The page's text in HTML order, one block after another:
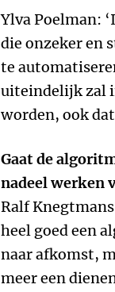
Ylva Poelman:
die onzeker en
te
uiteindelijk zal
worden, ook
Gaat de
nadeel werken
Ralf
heel goed een
naar afkomst,
meer een